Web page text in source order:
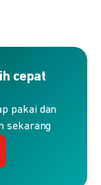
cepat
pakai dan
sekarang